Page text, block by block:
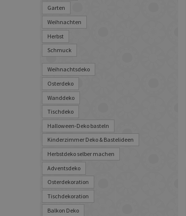
Garten
Weihnachten
Herbst
Schmuck
Weihnachtsdeko
Osterdeko
Wanddeko
Tischdeko
Halloween-Deko basteln
Kinderzimmer Deko & Bastelideen
Herbstdeko selber machen
Adventsdeko
Osterdekoration
Tischdekoration
Balkon Deko